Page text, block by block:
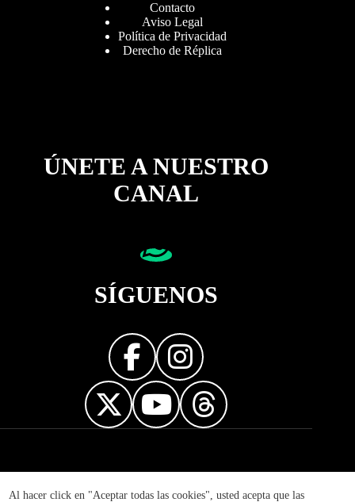
Al hacer click en "Aceptar todas las cookies", usted acepta que las
Contacto
Aviso Legal
Política de Privacidad
Derecho de Réplica
ÚNETE A NUESTRO
CANAL
SÍGUENOS